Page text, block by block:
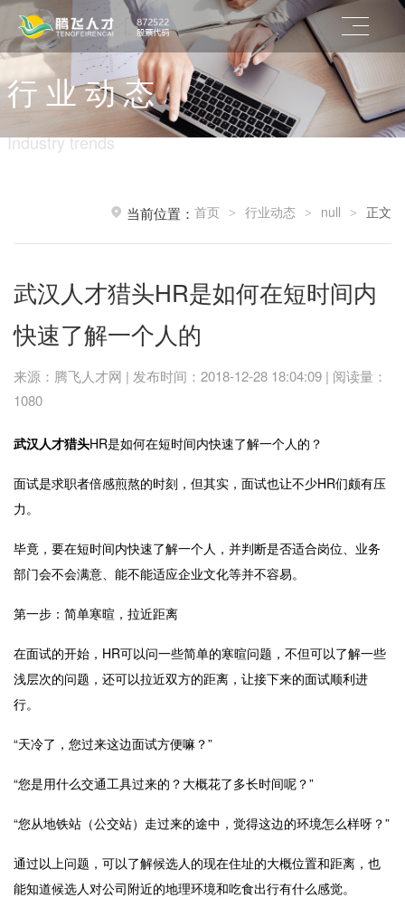
行 业 动 态
Industry trends
当前位置： 首页 > 行业动态 > null > 正文
武汉人才猎头HR是如何在短时间内
快速了解一个人的
来源：腾飞人才网 | 发布时间：2018-12-28 18:04:09 | 阅读量：
1080
武汉人才猎头HR是如何在短时间内快速了解一个人的？
面试是求职者倍感煎熬的时刻，但其实，面试也让不少HR们颇有压
力。
毕竟，要在短时间内快速了解一个人，并判断是否适合岗位、业务
部门会不会满意、能不能适应企业文化等并不容易。
第一步：简单寒暄，拉近距离
在面试的开始， HR可以问一些简单的寒暄问题，不但可以了解一些
浅层次的问题，还可以拉近双方的距离，让接下来的面试顺利进
行。
“天冷了，您过来这边面试方便嘛？”
“您是用什么交通工具过来的？大概花了多长时间呢？”
“您从地铁站（公交站）走过来的途中，觉得这边的环境怎么样呀？”
通过以上问题，可以了解候选人的现在住址的大概位置和距离，也
能知道候选人对公司附近的地理环境和吃食出行有什么感觉。